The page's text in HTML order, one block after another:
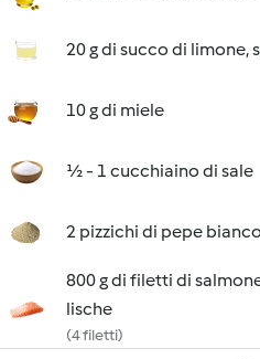
20 g di succo di limone,
10 g di miele
½ - 1 cucchiaino di sale
2 pizzichi di pepe
800 g di filetti di
lische
(4 filetti)